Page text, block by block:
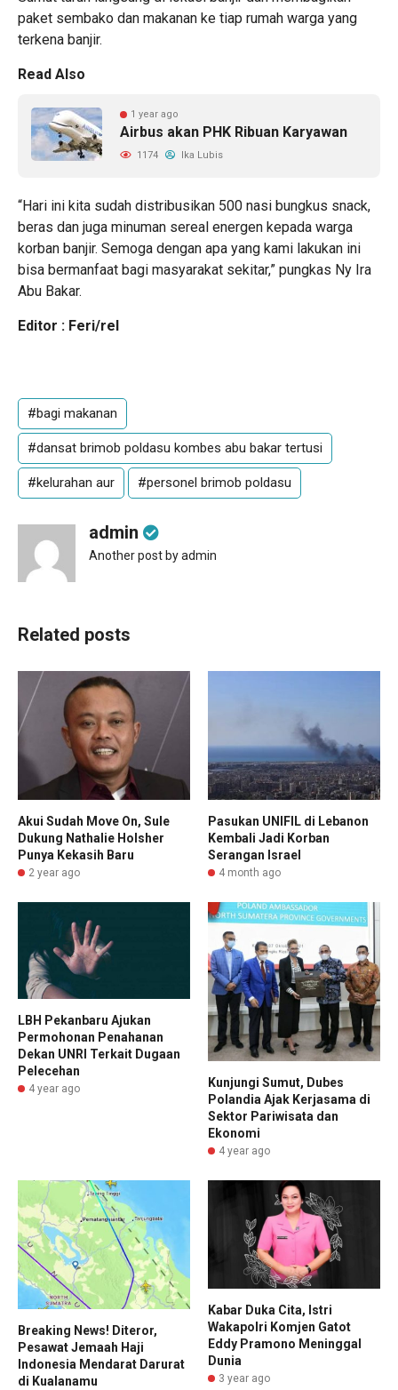
paket sembako dan makanan ke tiap rumah warga yang
terkena banjir.
Read Also
1 year ago
Airbus akan PHK Ribuan Karyawan
1174 Ika Lubis
“Hari ini kita sudah distribusikan 500 nasi bungkus snack,
beras dan juga minuman sereal energen kepada warga
korban banjir. Semoga dengan apa yang kami lakukan ini
bisa bermanfaat bagi masyarakat sekitar,” pungkas Ny Ira
Abu Bakar.
Editor : Feri/rel
#bagi makanan
#dansat brimob poldasu kombes abu bakar tertusi
#kelurahan aur #personel brimob poldasu
admin
Another post by admin
Related posts
Akui Sudah Move On, Sule
Dukung Nathalie Holsher
Punya Kekasih Baru
2 year ago
Pasukan UNIFIL di Lebanon
Kembali Jadi Korban
Serangan Israel
4 month ago
LBH Pekanbaru Ajukan
Permohonan Penahanan
Dekan UNRI Terkait Dugaan
Pelecehan
4 year ago
Kunjungi Sumut, Dubes
Polandia Ajak Kerjasama di
Sektor Pariwisata dan
Ekonomi
4 year ago
Breaking News! Diteror,
Pesawat Jemaah Haji
Indonesia Mendarat Darurat
di Kualanamu
Kabar Duka Cita, Istri
Wakapolri Komjen Gatot
Eddy Pramono Meninggal
Dunia
3 year ago